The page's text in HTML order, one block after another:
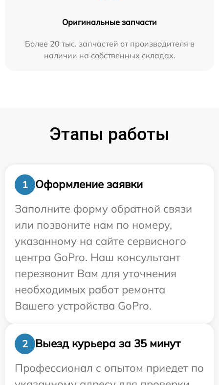
Оригинальные запчасти
Более 20 тыс. запчастей от производителя в
наличии на собственных складах.
Этапы работы
1
Оформление заявки
Заполните форму обратной связи
или позвоните нам по номеру,
указанному на сайте сервисного
центра GoPro. Наш консультант
перезвонит Вам для уточнения
необходимых работ ремонта
Вашего устройства GoPro.
2
Выезд курьера за 35 минут
Профессионал с опытом приедет по